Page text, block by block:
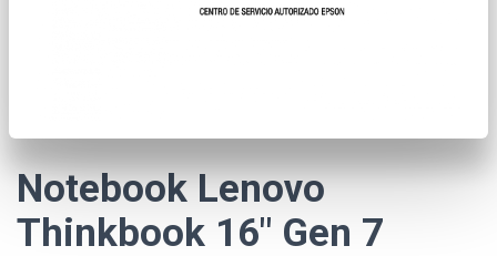
Notebook Lenovo
Thinkbook 16" Gen 7